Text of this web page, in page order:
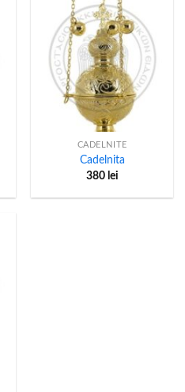
CADELNITE
Cadelnita
380 lei